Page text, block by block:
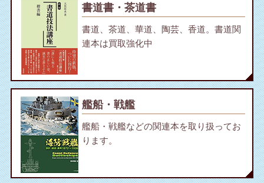
書道書・茶道書
書道、茶道、華道、陶芸、香道。書道関
連本は買取強化中
艦船・戦艦
艦船・戦艦などの関連本を取り扱ってお
ります。